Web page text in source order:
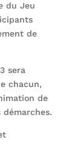
du Jeu
de
sera
chacun,
de
démarches.